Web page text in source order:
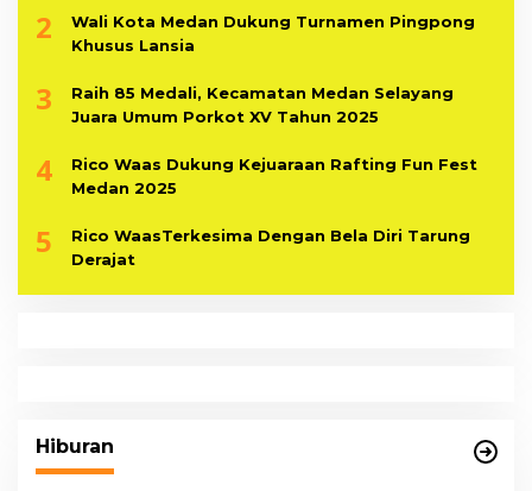
2
Wali Kota Medan Dukung Turnamen Pingpong
Khusus Lansia
3
Raih 85 Medali, Kecamatan Medan Selayang
Juara Umum Porkot XV Tahun 2025
4
Rico Waas Dukung Kejuaraan Rafting Fun Fest
Medan 2025
5
Rico WaasTerkesima Dengan Bela Diri Tarung
Derajat
Hiburan